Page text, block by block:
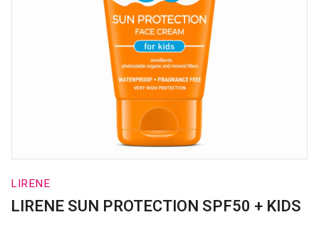
LIRENE
LIRENE SUN PROTECTION SPF50 + KIDS